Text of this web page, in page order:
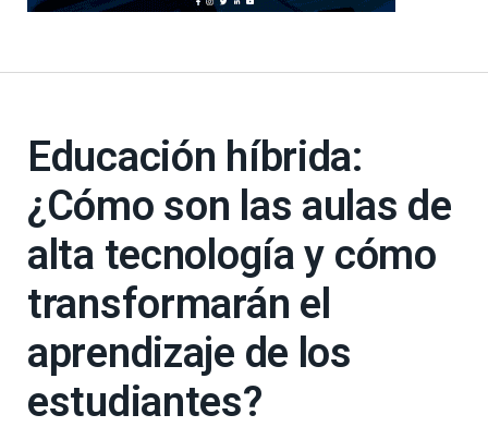
Educación híbrida:
¿Cómo son las aulas de
alta tecnología y cómo
transformarán el
aprendizaje de los
estudiantes?